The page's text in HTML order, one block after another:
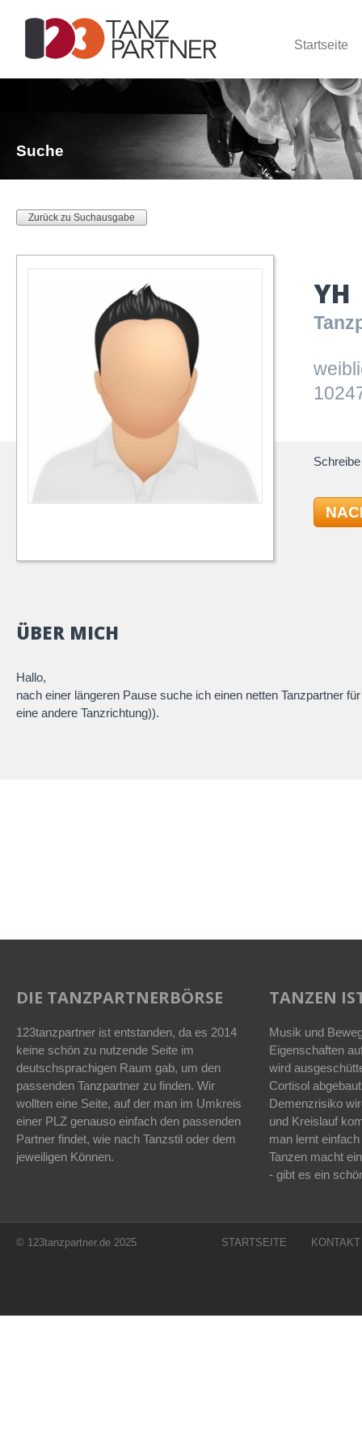
Startseite
Suche
Zurück zu Suchausgabe
YH
ÜBER MICH
Hallo,
nach einer längeren Pause suche ich einen netten Tanzpartner
eine andere Tanzrichtung)).
DIE TANZPARTNERBÖRSE
123tanzpartner ist entstanden, da es 2014
keine schön zu nutzende Seite im
deutschsprachigen Raum gab, um den
passenden Tanzpartner zu finden. Wir
wollten eine Seite, auf der man im Umkreis
einer PLZ genauso einfach den passenden
Partner findet, wie nach Tanzstil oder dem
jeweiligen Können.
TANZEN
Musik und
Eigenschaften
wird
Cortisol
Demenzrisiko
und Kreislauf
man lernt
Tanzen macht
- gibt es ein
© 123tanzpartner.de 2025 STARTSEITE